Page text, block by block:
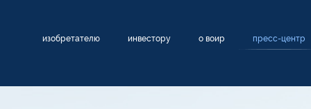
изобретателю инвестору о воир пресс-центр